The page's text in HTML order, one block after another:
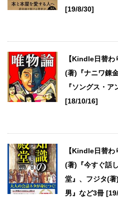
[19/8/30]
【Kindle日替
(著)『ナニワ錬
『ソングス・
[18/10/16]
【Kindle日替
(著)『今すぐ話
堂』、フジタ(
男』など3冊